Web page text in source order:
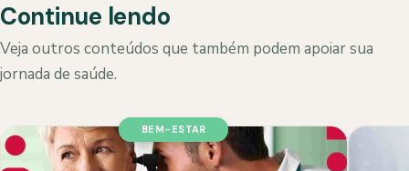
Continue lendo
Veja outros conteúdos que também podem apoiar sua
jornada de saúde.
BEM-ESTAR